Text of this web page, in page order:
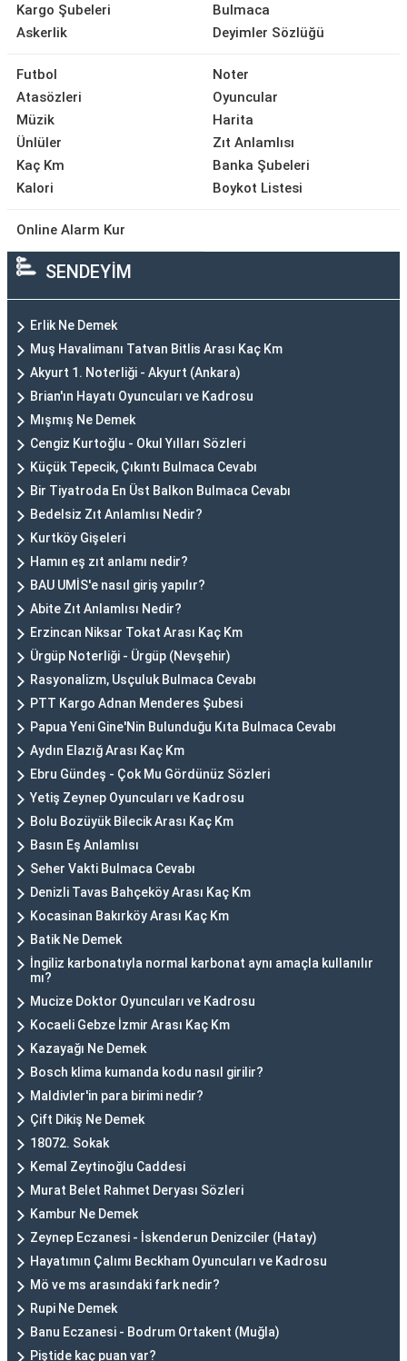
Kargo Şubeleri
Askerlik
Bulmaca
Deyimler Sözlüğü
Futbol
Atasözleri
Müzik
Ünlüler
Kaç Km
Kalori
Noter
Oyuncular
Harita
Zıt Anlamlısı
Banka Şubeleri
Boykot Listesi
Online Alarm Kur
SENDEYİM
Erlik Ne Demek
Muş Havalimanı Tatvan Bitlis Arası Kaç Km
Akyurt 1. Noterliği - Akyurt (Ankara)
Brian'ın Hayatı Oyuncuları ve Kadrosu
Mışmış Ne Demek
Cengiz Kurtoğlu - Okul Yılları Sözleri
Küçük Tepecik, Çıkıntı Bulmaca Cevabı
Bir Tiyatroda En Üst Balkon Bulmaca Cevabı
Bedelsiz Zıt Anlamlısı Nedir?
Kurtköy Gişeleri
Hamın eş zıt anlamı nedir?
BAU UMİS'e nasıl giriş yapılır?
Abite Zıt Anlamlısı Nedir?
Erzincan Niksar Tokat Arası Kaç Km
Ürgüp Noterliği - Ürgüp (Nevşehir)
Rasyonalizm, Usçuluk Bulmaca Cevabı
PTT Kargo Adnan Menderes Şubesi
Papua Yeni Gine'Nin Bulunduğu Kıta Bulmaca Cevabı
Aydın Elazığ Arası Kaç Km
Ebru Gündeş - Çok Mu Gördünüz Sözleri
Yetiş Zeynep Oyuncuları ve Kadrosu
Bolu Bozüyük Bilecik Arası Kaç Km
Basın Eş Anlamlısı
Seher Vakti Bulmaca Cevabı
Denizli Tavas Bahçeköy Arası Kaç Km
Kocasinan Bakırköy Arası Kaç Km
Batik Ne Demek
İngiliz karbonatıyla normal karbonat aynı amaçla kullanılır
mı?
Mucize Doktor Oyuncuları ve Kadrosu
Kocaeli Gebze İzmir Arası Kaç Km
Kazayağı Ne Demek
Bosch klima kumanda kodu nasıl girilir?
Maldivler'in para birimi nedir?
Çift Dikiş Ne Demek
18072. Sokak
Kemal Zeytinoğlu Caddesi
Murat Belet Rahmet Deryası Sözleri
Kambur Ne Demek
Zeynep Eczanesi - İskenderun Denizciler (Hatay)
Hayatımın Çalımı Beckham Oyuncuları ve Kadrosu
Mö ve ms arasındaki fark nedir?
Rupi Ne Demek
Banu Eczanesi - Bodrum Ortakent (Muğla)
Piştide kaç puan var?